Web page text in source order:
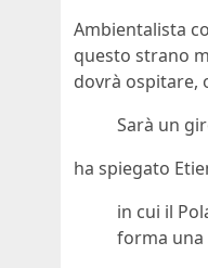
Ambientalista
questo strano
dovrà ospitare,
Sarà un
ha spiegato
in cui il
forma una